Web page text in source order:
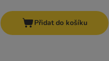
Přidat do košíku